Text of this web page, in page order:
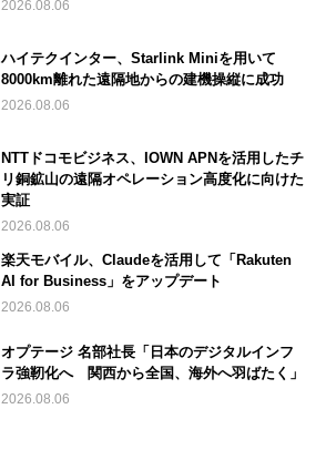
2026.08.06
ハイテクインター、Starlink Miniを用いて
8000km離れた遠隔地からの建機操縦に成功
2026.08.06
NTTドコモビジネス、IOWN APNを活用したチ
リ銅鉱山の遠隔オペレーション高度化に向けた
実証
2026.08.06
楽天モバイル、Claudeを活用して「Rakuten
AI for Business」をアップデート
2026.08.06
オプテージ 名部社長「日本のデジタルインフ
ラ強靭化へ 関西から全国、海外へ羽ばたく」
2026.08.06